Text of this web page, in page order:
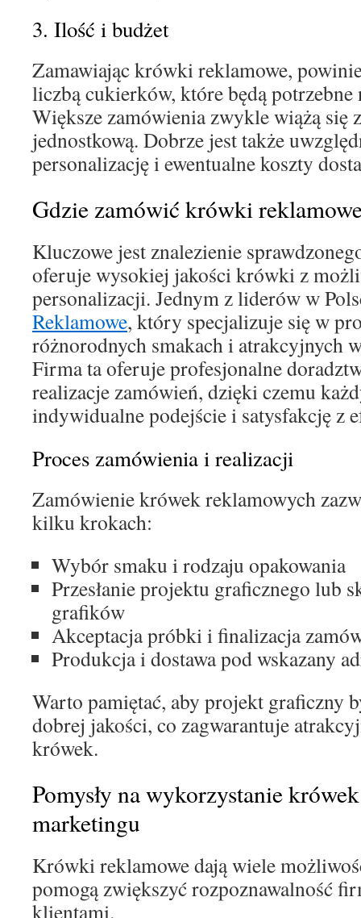
3. Ilość i budżet
Zamawiając krówki reklamowe,
liczbą cukierków, które będą
Większe zamówienia zwykle wiążą się
jednostkową. Dobrze jest także
personalizację i ewentualne koszty
Gdzie zamówić krówki
Kluczowe jest znalezienie
oferuje wysokiej jakości krówki z
personalizacji. Jednym z liderów w
Reklamowe, który specjalizuje się w
różnorodnych smakach i atrakcyjnych
Firma ta oferuje profesjonalne
realizacje zamówień, dzięki czemu
indywidualne podejście i satysfakcję z
Proces zamówienia i realizacji
Zamówienie krówek reklamowych
kilku krokach:
Wybór smaku i rodzaju opakowania
Przesłanie projektu graficznego lub
grafików
Akceptacja próbki i finalizacja
Produkcja i dostawa pod wskazany
Warto pamiętać, aby projekt graficzny
dobrej jakości, co zagwarantuje
krówek.
Pomysły na wykorzystanie
marketingu
Krówki reklamowe dają wiele
pomogą zwiększyć rozpoznawalność
klientami.